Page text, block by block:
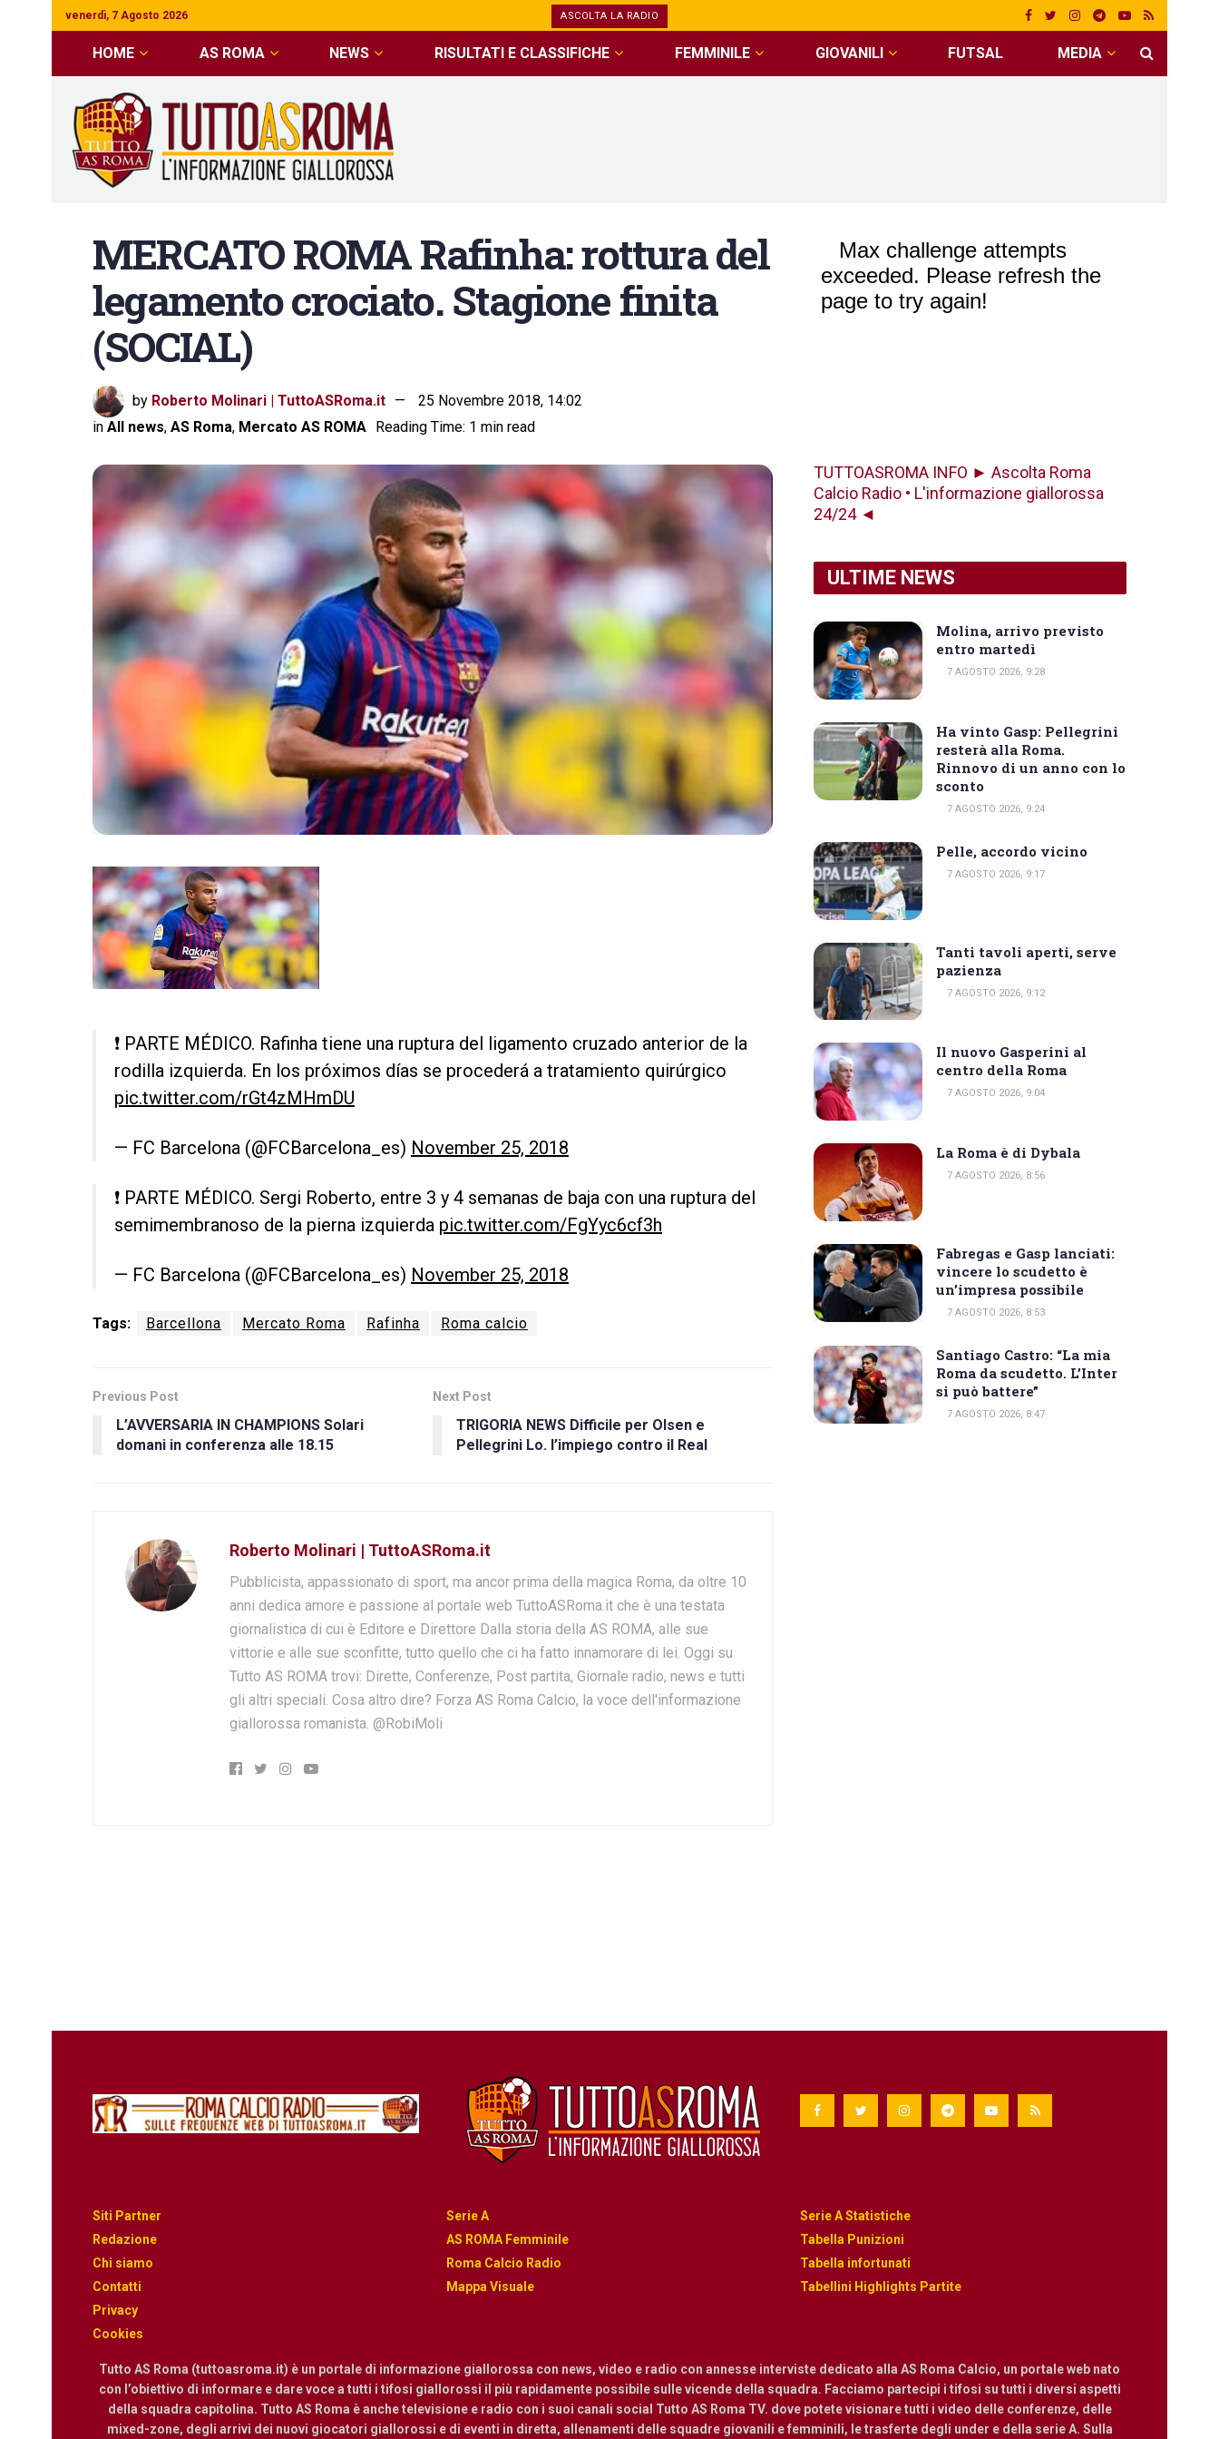
venerdì, 7 Agosto 2026 ASCOLTA LA RADIO
HOME AS ROMA NEWS RISULTATI E CLASSIFICHE FEMMINILE GIOVANILI FUTSAL MEDIA
MERCATO ROMA Rafinha: rottura del
legamento crociato. Stagione finita
(SOCIAL)
by Roberto Molinari | TuttoASRoma.it
25 Novembre 2018, 14:02
in All news, AS Roma, Mercato AS ROMA Reading Time: 1 min read
❗ PARTE MÉDICO. Rafinha tiene una ruptura del ligamento cruzado anterior de la
rodilla izquierda. En los próximos días se procederá a tratamiento quirúrgico
pic.twitter.com/rGt4zMHmDU
— FC Barcelona (@FCBarcelona_es) November 25, 2018
❗ PARTE MÉDICO. Sergi Roberto, entre 3 y 4 semanas de baja con una ruptura del
semimembranoso de la pierna izquierda pic.twitter.com/FgYyc6cf3h
— FC Barcelona (@FCBarcelona_es) November 25, 2018
Tags: Barcellona Mercato Roma Rafinha Roma calcio
Previous Post
L’AVVERSARIA IN CHAMPIONS Solari
domani in conferenza alle 18.15
Next Post
TRIGORIA NEWS Difficile per Olsen e
Pellegrini Lo. l’impiego contro il Real
Roberto Molinari | TuttoASRoma.it
Pubblicista, appassionato di sport, ma ancor prima della magica Roma, da oltre 10
anni dedica amore e passione al portale web TuttoASRoma.it che è una testata
giornalistica di cui è Editore e Direttore Dalla storia della AS ROMA, alle sue
vittorie e alle sue sconfitte, tutto quello che ci ha fatto innamorare di lei. Oggi su
Tutto AS ROMA trovi: Dirette, Conferenze, Post partita, Giornale radio, news e tutti
gli altri speciali. Cosa altro dire? Forza AS Roma Calcio, la voce dell'informazione
giallorossa romanista. @RobiMoli
TUTTOASROMA INFO ► Ascolta Roma
Calcio Radio • L'informazione giallorossa
24/24 ◄
ULTIME NEWS
Molina, arrivo previsto
entro martedì
7 AGOSTO 2026, 9:28
Ha vinto Gasp: Pellegrini
resterà alla Roma.
Rinnovo di un anno con lo
sconto
7 AGOSTO 2026, 9:24
Pelle, accordo vicino
7 AGOSTO 2026, 9:17
Tanti tavoli aperti, serve
pazienza
7 AGOSTO 2026, 9:12
Il nuovo Gasperini al
centro della Roma
7 AGOSTO 2026, 9:04
La Roma è di Dybala
7 AGOSTO 2026, 8:56
Fabregas e Gasp lanciati:
vincere lo scudetto è
un’impresa possibile
7 AGOSTO 2026, 8:53
Santiago Castro: “La mia
Roma da scudetto. L’Inter
si può battere”
7 AGOSTO 2026, 8:47
Siti Partner
Redazione
Chi siamo
Contatti
Privacy
Cookies
Serie A
AS ROMA Femminile
Roma Calcio Radio
Mappa Visuale
Serie A Statistiche
Tabella Punizioni
Tabella infortunati
Tabellini Highlights Partite
Tutto AS Roma (tuttoasroma.it) è un portale di informazione giallorossa con news, video e radio con annesse interviste dedicato alla AS Roma Calcio, un portale web nato
con l’obiettivo di informare e dare voce a tutti i tifosi giallorossi il più rapidamente possibile sulle vicende della squadra. Facciamo partecipi i tifosi su tutti i diversi aspetti
della squadra capitolina. Tutto AS Roma è anche televisione e radio con i suoi canali social Tutto AS Roma TV. dove potete visionare tutti i video delle conferenze, delle
mixed-zone, degli arrivi dei nuovi giocatori giallorossi e di eventi in diretta, allenamenti delle squadre giovanili e femminili, le trasferte degli under e della serie A. Sulla